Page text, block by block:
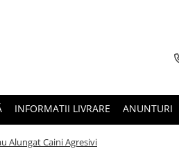
INFORMATII LIVRARE ANUNTURI
Alungat Caini Agresivi